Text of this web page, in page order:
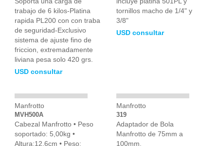
trabajo de 6 kilos-Platina
rapida PL200 con con traba
de seguridad-Exclusivo
sistema de ajuste fino de
friccion, extremadamente
liviana pesa solo 420 grs.
USD consultar
tornillos macho de 1/4" y
3/8"
USD consultar
Manfrotto
MVH500A
Cabezal Manfrotto • Peso
soportado: 5,00kg •
Altura:12,6cm • Peso:
Manfrotto
319
Adaptador de Bola
Manfrotto de 75mm a
100mm.